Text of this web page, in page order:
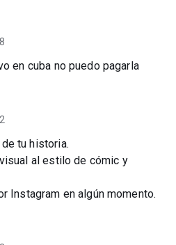
en cuba no puedo pagarla
tu historia.
al estilo de cómic y
Instagram en algún momento.